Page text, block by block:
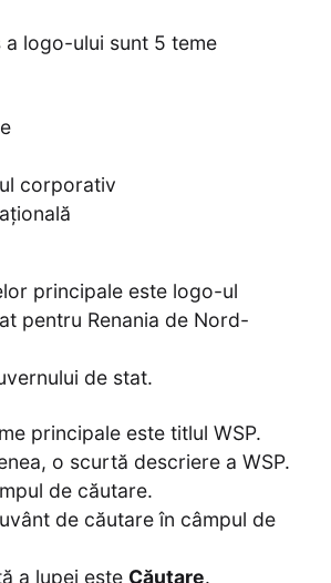
a logo-ului sunt 5 teme
corporativ
principale este logo-ul
pentru Renania de Nord-
de stat.
principale este titlul WSP.
o scurtă descriere a WSP.
de căutare.
de căutare în câmpul de
a lupei este Căutare.